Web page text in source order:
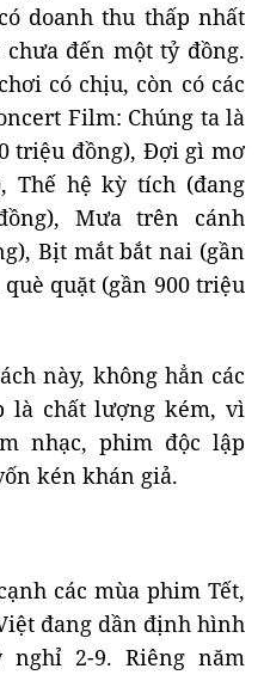
doanh thu thấp nhất
đến một tỷ đồng.
có chịu, còn có các
Film: Chúng ta là
triệu đồng), Đợi gì mơ
Thế hệ kỳ tích (đang
Mưa trên cánh
Bịt mắt bắt nai (gần
quặt (gần 900 triệu
này, không hẳn các
là chất lượng kém, vì
nhạc, phim độc lập
kén khán giả.
các mùa phim Tết,
đang dần định hình
2-9. Riêng năm